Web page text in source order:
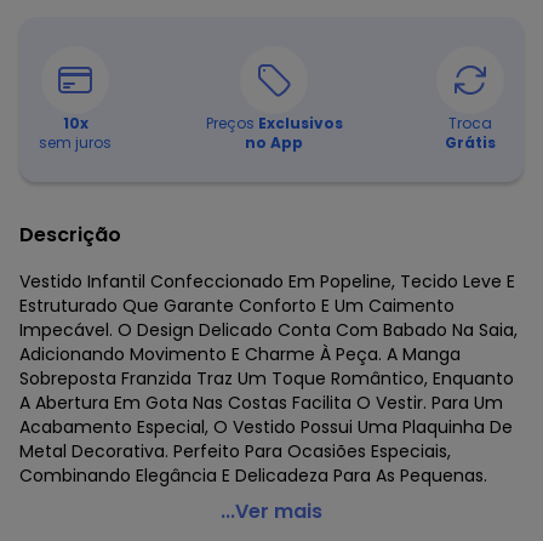
10x
sem juros
Preços Exclusivos
no App
Troca
Grátis
Descrição
Vestido Infantil Confeccionado Em Popeline, Tecido Leve E
Estruturado Que Garante Conforto E Um Caimento
Impecável. O Design Delicado Conta Com Babado Na Saia,
Adicionando Movimento E Charme À Peça. A Manga
Sobreposta Franzida Traz Um Toque Romântico, Enquanto
A Abertura Em Gota Nas Costas Facilita O Vestir. Para Um
Acabamento Especial, O Vestido Possui Uma Plaquinha De
Metal Decorativa. Perfeito Para Ocasiões Especiais,
Combinando Elegância E Delicadeza Para As Pequenas.
Trick Nick - Vestido Popeline Estampado Rosa
...Ver mais